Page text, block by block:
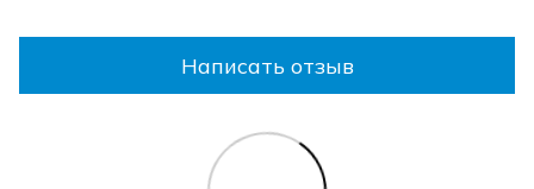
Написать отзыв